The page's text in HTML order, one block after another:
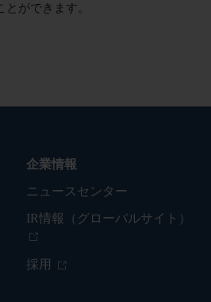
ができます。
企業情報
ニュースセンター
IR情報（グローバルサイト）
採用